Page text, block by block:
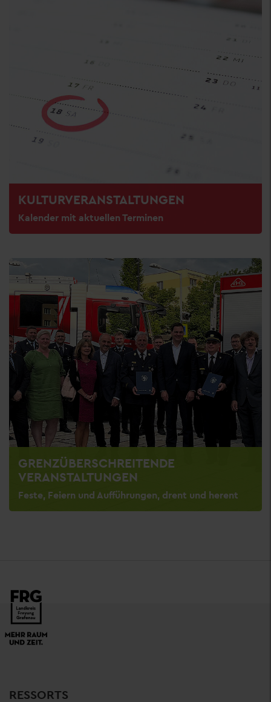
KULTURVERANSTALTUNGEN
Kalender mit aktuellen Terminen
GRENZÜBERSCHREITENDE
VERANSTALTUNGEN
Feste, Feiern und Aufführungen, drent und herent
RESSORTS